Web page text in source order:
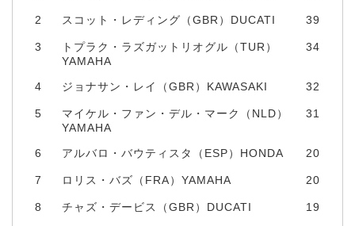
2 スコット・レディング（GBR）DUCATI 39
3
トプラク・ラズガットリオグル（TUR）
YAMAHA
34
4 ジョナサン・レイ（GBR）KAWASAKI 32
5
マイケル・ファン・デル・マーク（NLD）
YAMAHA
31
6 アルバロ・バウティスタ（ESP）HONDA 20
7 ロリス・バズ（FRA）YAMAHA 20
8 チャズ・デービス（GBR）DUCATI 19